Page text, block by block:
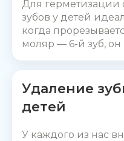
Для герметизации
зубов у детей
когда
моляр — 6-й зуб, он
Удаление
детей
У каждого из нас